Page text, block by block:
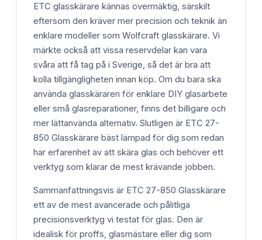
ETC glasskärare kännas övermäktig, särskilt
eftersom den kräver mer precision och teknik än
enklare modeller som Wolfcraft glasskärare. Vi
märkte också att vissa reservdelar kan vara
svåra att få tag på i Sverige, så det är bra att
kolla tillgängligheten innan köp. Om du bara ska
använda glasskäraren för enklare DIY glasarbete
eller små glasreparationer, finns det billigare och
mer lättanvända alternativ. Slutligen är ETC 27-
850 Glasskärare bäst lämpad för dig som redan
har erfarenhet av att skära glas och behöver ett
verktyg som klarar de mest krävande jobben.
Sammanfattningsvis är ETC 27-850 Glasskärare
ett av de mest avancerade och pålitliga
precisionsverktyg vi testat för glas. Den är
idealisk för proffs, glasmästare eller dig som